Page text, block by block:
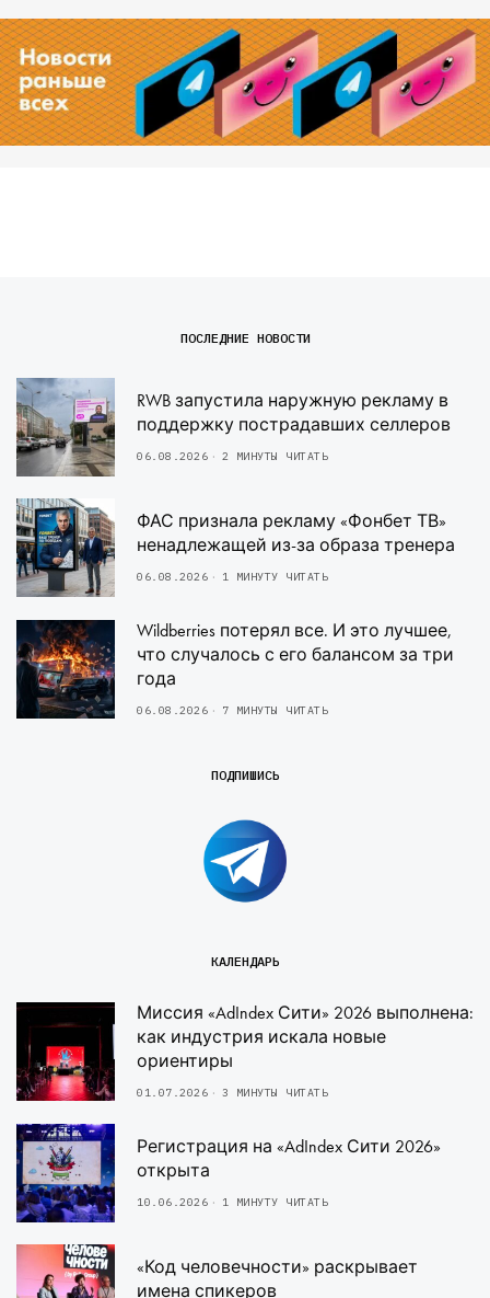
ПОСЛЕДНИЕ НОВОСТИ
RWB запустила наружную рекламу в
поддержку пострадавших селлеров
06.08.2026 2 МИНУТЫ ЧИТАТЬ
ФАС признала рекламу «Фонбет ТВ»
ненадлежащей из-за образа тренера
06.08.2026 1 МИНУТУ ЧИТАТЬ
Wildberries потерял все. И это лучшее,
что случалось с его балансом за три
года
06.08.2026 7 МИНУТЫ ЧИТАТЬ
ПОДПИШИСЬ
КАЛЕНДАРЬ
Миссия «AdIndex Сити» 2026 выполнена:
как индустрия искала новые
ориентиры
01.07.2026 3 МИНУТЫ ЧИТАТЬ
Регистрация на «AdIndex Сити 2026»
открыта
10.06.2026 1 МИНУТУ ЧИТАТЬ
«Код человечности» раскрывает
имена спикеров